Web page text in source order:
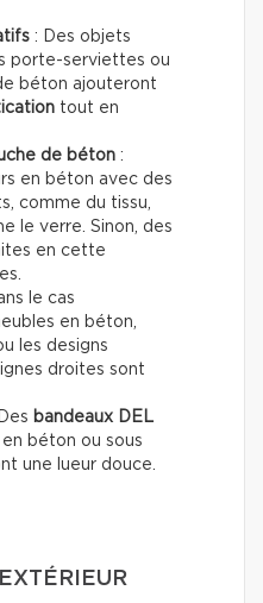
: Des objets
porte-serviettes ou
béton ajouteront
tout en
de béton :
en béton avec des
comme du tissu,
le verre. Sinon, des
en cette
le cas
en béton,
les designs
droites sont
bandeaux DEL
béton ou sous
une lueur douce.